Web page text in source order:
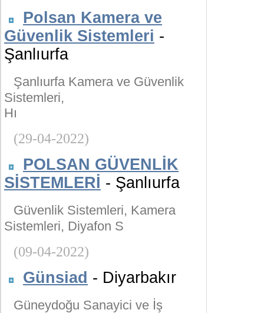
Polsan Kamera ve
Güvenlik Sistemleri -
Şanlıurfa
Şanlıurfa Kamera ve Güvenlik
Sistemleri,
Hı
(29-04-2022)
POLSAN GÜVENLİK
SİSTEMLERİ - Şanlıurfa
Güvenlik Sistemleri, Kamera
Sistemleri, Diyafon S
(09-04-2022)
Günsiad - Diyarbakır
Güneydoğu Sanayici ve İş